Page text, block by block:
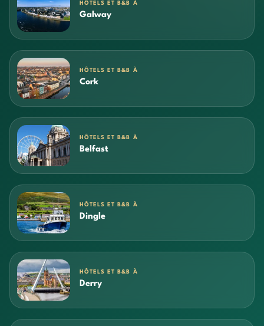
HÔTELS ET B&B À
Galway
HÔTELS ET B&B À
Cork
HÔTELS ET B&B À
Belfast
HÔTELS ET B&B À
Dingle
HÔTELS ET B&B À
Derry